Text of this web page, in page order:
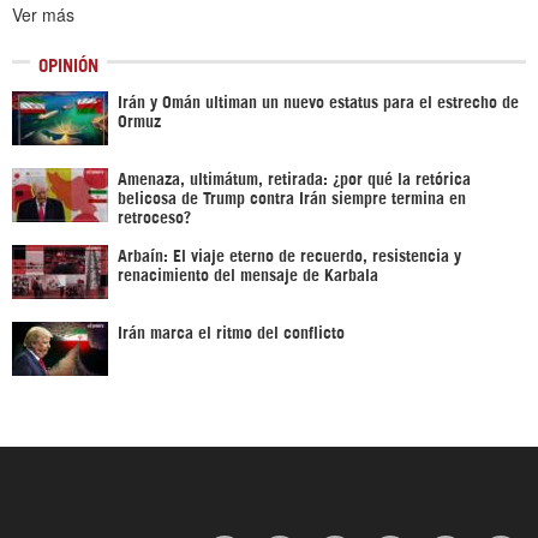
Ver más
OPINIÓN
Irán y Omán ultiman un nuevo estatus para el estrecho de
Ormuz
Amenaza, ultimátum, retirada: ¿por qué la retórica
belicosa de Trump contra Irán siempre termina en
retroceso?
Arbaín: El viaje eterno de recuerdo, resistencia y
renacimiento del mensaje de Karbala
Irán marca el ritmo del conflicto